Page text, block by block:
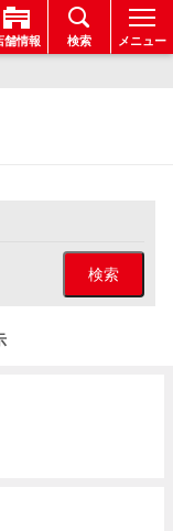
舗情報 検索 メニュー
検索